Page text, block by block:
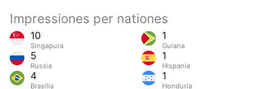
Impressiones per nationes
10
Singapura
5
Russia
4
Brasilia
1
Guiana
1
Hispania
1
Honduria